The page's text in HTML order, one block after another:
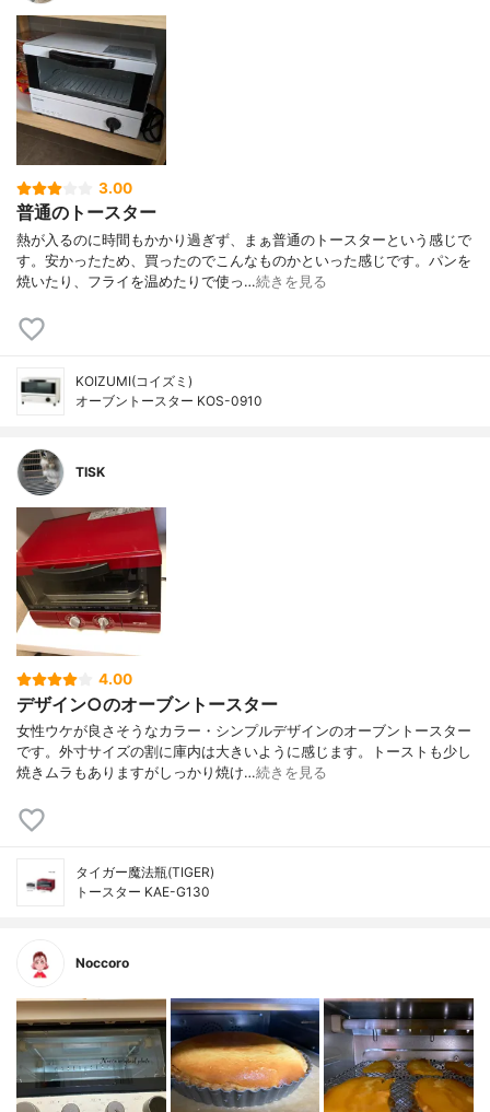
3.00
普通のトースター
熱が入るのに時間もかかり過ぎず、まぁ普通のトースターという感じで
す。安かったため、買ったのでこんなものかといった感じです。パンを
焼いたり、フライを温めたりで使っ…続きを見る
KOIZUMI(コイズミ)
オーブントースター KOS-0910
TISK
4.00
デザイン○のオーブントースター
女性ウケが良さそうなカラー・シンプルデザインのオーブントースター
です。外寸サイズの割に庫内は大きいように感じます。トーストも少し
焼きムラもありますがしっかり焼け…続きを見る
タイガー魔法瓶(TIGER)
トースター KAE-G130
Noccoro